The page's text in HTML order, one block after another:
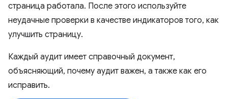
страница работала. После этого используйте
неудачные проверки в качестве индикаторов того, как
улучшить страницу.
Каждый аудит имеет справочный документ,
объясняющий, почему аудит важен, а также как его
исправить.